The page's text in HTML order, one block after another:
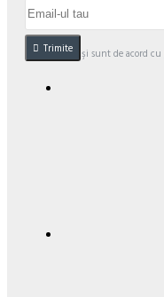
Trimite
Am citit şi sunt de acord cu